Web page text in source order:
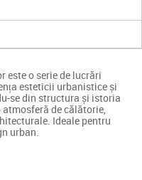
este o serie de lucrări
esteticii urbanistice și
se din structura și istoria
de călătorie,
Ideale pentru
urban.